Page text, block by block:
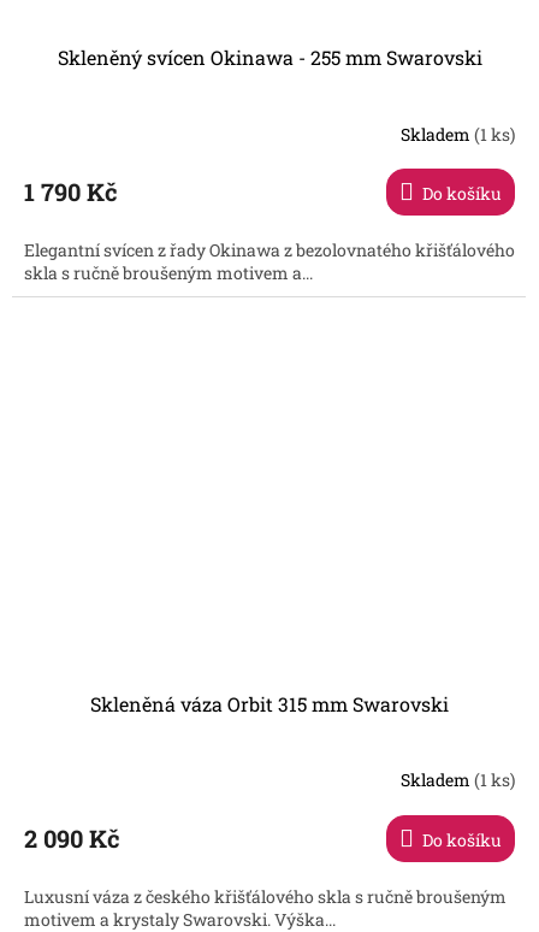
Skleněný svícen Okinawa - 255 mm Swarovski
Skladem (1 ks)
1 790 Kč Do košíku
Elegantní svícen z řady Okinawa z bezolovnatého křišťálového
skla s ručně broušeným motivem a...
Skleněná váza Orbit 315 mm Swarovski
Skladem (1 ks)
2 090 Kč Do košíku
Luxusní váza z českého křišťálového skla s ručně broušeným
motivem a krystaly Swarovski. Výška...